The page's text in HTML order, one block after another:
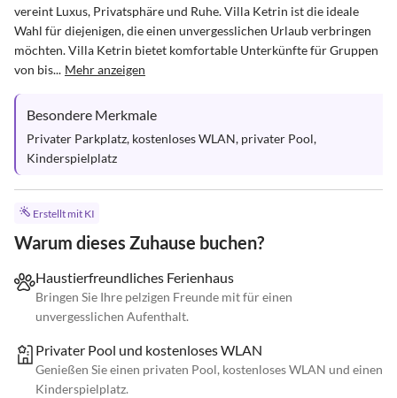
vereint Luxus, Privatsphäre und Ruhe. Villa Ketrin ist die ideale
Wahl für diejenigen, die einen unvergesslichen Urlaub verbringen
möchten. Villa Ketrin bietet komfortable Unterkünfte für Gruppen
von bis... Mehr anzeigen
Besondere Merkmale
Privater Parkplatz, kostenloses WLAN, privater Pool,
Kinderspielplatz
Erstellt mit KI
Warum dieses Zuhause buchen?
Haustierfreundliches Ferienhaus
Bringen Sie Ihre pelzigen Freunde mit für einen
unvergesslichen Aufenthalt.
Privater Pool und kostenloses WLAN
Genießen Sie einen privaten Pool, kostenloses WLAN und einen
Kinderspielplatz.